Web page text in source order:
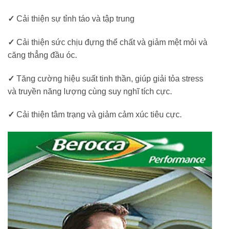
✓ Cải thiện sự tỉnh táo và tập trung
✓ Cải thiện sức chịu đựng thể chất và giảm mệt mỏi và
căng thẳng đầu óc.
✓ Tăng cường hiệu suất tinh thần, giúp giải tỏa stress
và truyền năng lượng cùng suy nghĩ tích cực.
✓ Cải thiện tâm trạng và giảm cảm xúc tiêu cực.